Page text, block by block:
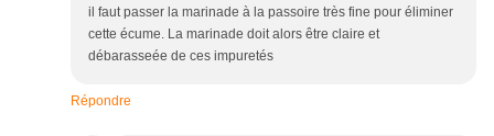
il faut passer la marinade à la passoire très fine pour éliminer
cette écume. La marinade doit alors être claire et
débarasseée de ces impuretés
Répondre